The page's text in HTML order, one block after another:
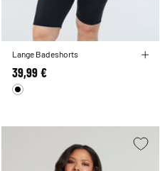
Lange Badeshorts
39,99 €